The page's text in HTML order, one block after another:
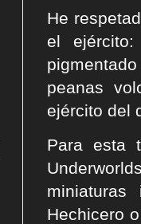
He
el
peanas
ejército del
Para esta
Hechicero